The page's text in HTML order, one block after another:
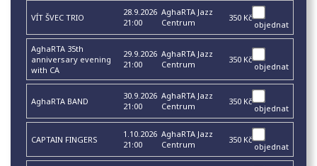
VÍT ŠVEC TRIO
28.9.2026
21:00
AghaRTA Jazz
Centrum
350 Kč
objednat
AghaRTA 35th
anniversary evening
with CA
29.9.2026
21:00
AghaRTA Jazz
Centrum
350 Kč
objednat
AghaRTA BAND
30.9.2026
21:00
AghaRTA Jazz
Centrum
350 Kč
objednat
CAPTAIN FINGERS
1.10.2026
21:00
AghaRTA Jazz
Centrum
350 Kč
objednat